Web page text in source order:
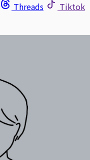
Threads
Tiktok